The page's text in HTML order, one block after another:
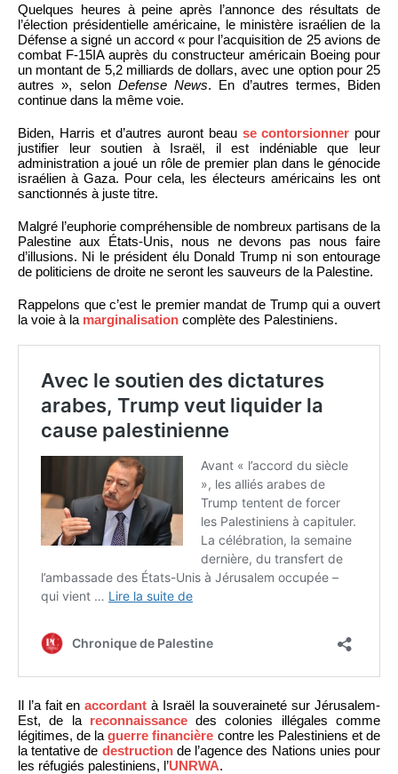
Quelques heures à peine après l’annonce des résultats de
l’élection présidentielle américaine, le ministère israélien de la
Défense a signé un accord « pour l’acquisition de 25 avions de
combat F-15IA auprès du constructeur américain Boeing pour
un montant de 5,2 milliards de dollars, avec une option pour 25
autres », selon Defense News. En d’autres termes, Biden
continue dans la même voie.
Biden, Harris et d’autres auront beau se contorsionner pour
justifier leur soutien à Israël, il est indéniable que leur
administration a joué un rôle de premier plan dans le génocide
israélien à Gaza. Pour cela, les électeurs américains les ont
sanctionnés à juste titre.
Malgré l’euphorie compréhensible de nombreux partisans de la
Palestine aux États-Unis, nous ne devons pas nous faire
d’illusions. Ni le président élu Donald Trump ni son entourage
de politiciens de droite ne seront les sauveurs de la Palestine.
Rappelons que c’est le premier mandat de Trump qui a ouvert
la voie à la marginalisation complète des Palestiniens.
Il l’a fait enaccordant à Israël la souveraineté sur Jérusalem-
Est, de la reconnaissancedes colonies illégales comme
légitimes, de laguerre financière contre les Palestiniens et de
la tentative de destructionde l’agence des Nations unies pour
les réfugiés palestiniens, l’UNRWA.